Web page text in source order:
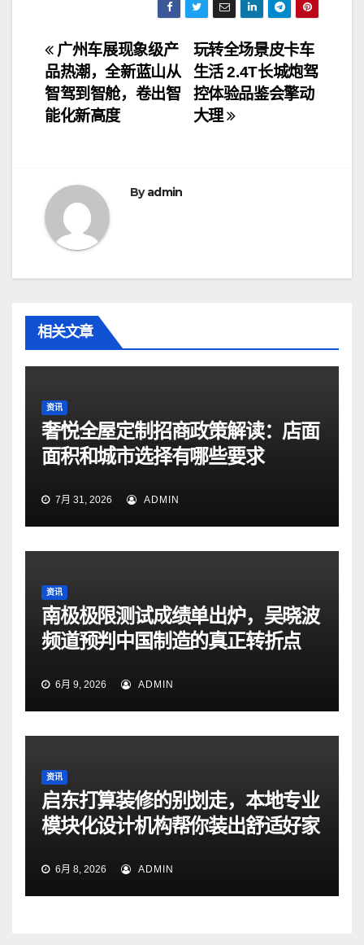
文
章
导
玩转全场景皮卡车
生活 2.4T长城炮驾
控体验品鉴会擎动
大理
广州车展现象级产
品热潮，全新蓝山从
智驾到智舱，卷出智
能化新高度
Byadmin
相关文章
资讯
奢悦全屋定制招商政策解读：店面
面积和城市选择有哪些要求
7月 31, 2026 ADMIN
资讯
南极极限测试成绩单出炉，吴晓波
频道预判中国制造的真正转折点
6月 9, 2026 ADMIN
资讯
启东打算装修的别划走，本地专业
模块化设计机构帮你装出舒适好家
6月 8, 2026 ADMIN